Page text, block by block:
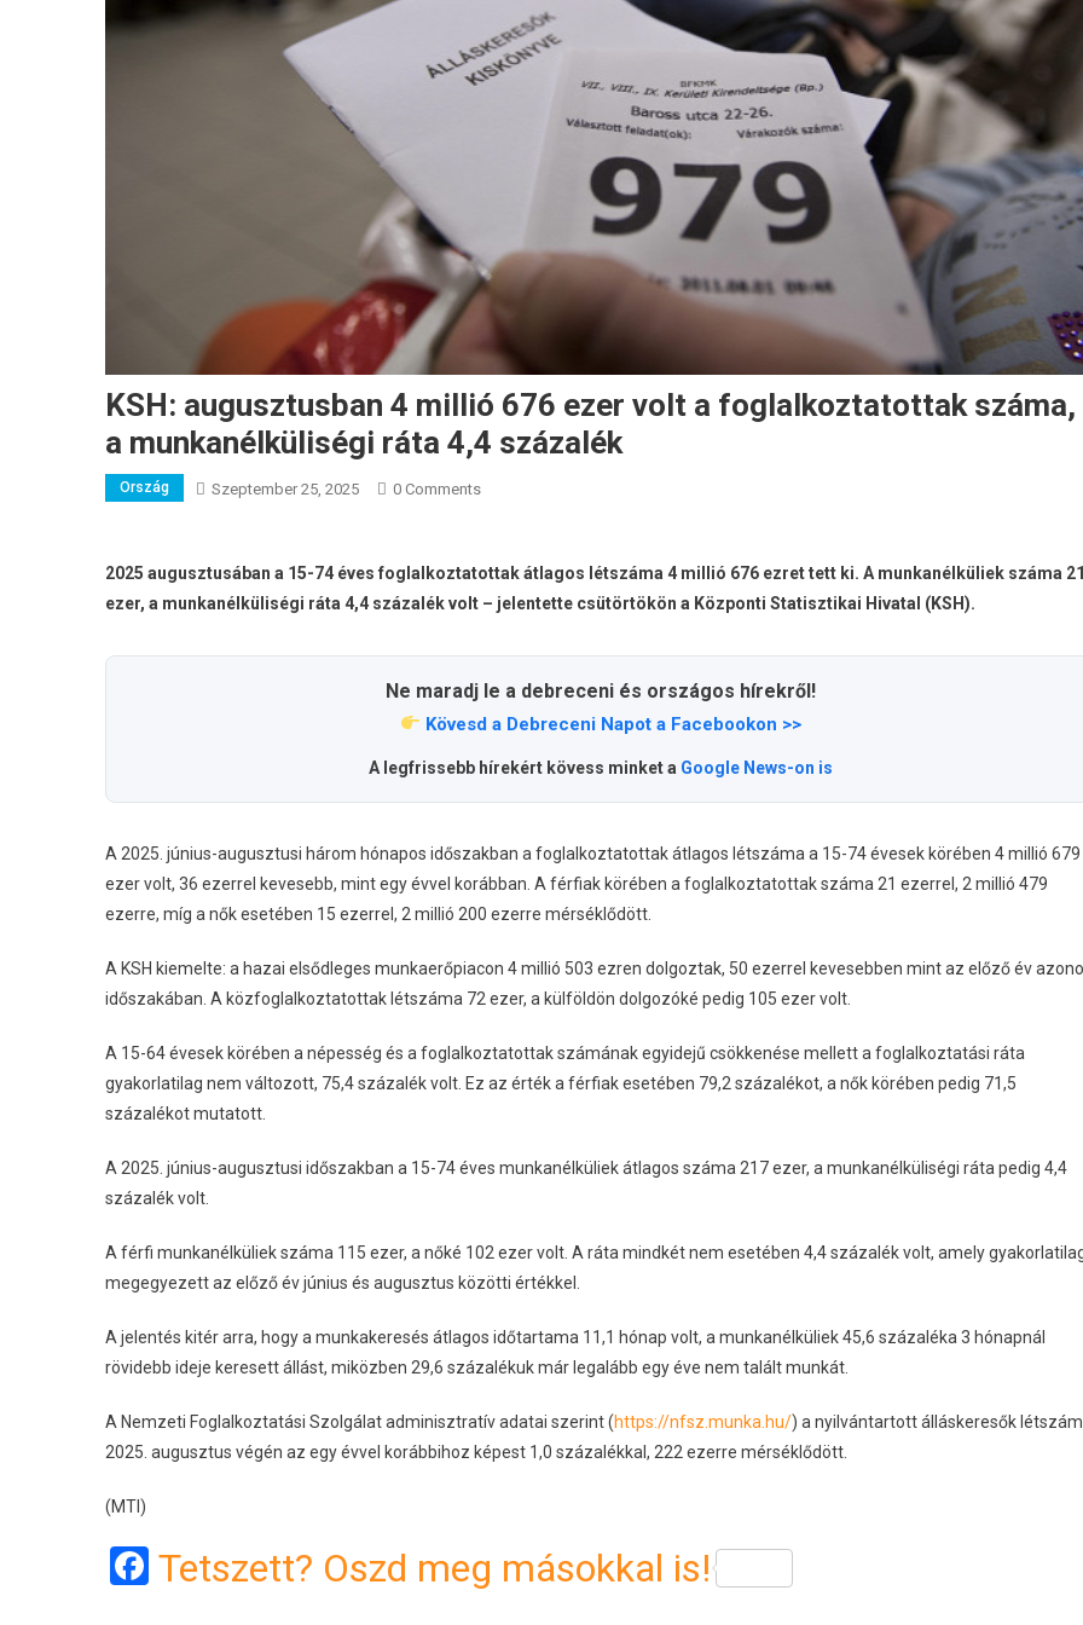
KSH: augusztusban 4 millió 676 ezer volt a foglalkoztatottak száma,
a munkanélküliségi ráta 4,4 százalék
Ország Szeptember 25, 2025 0 Comments
2025 augusztusában a 15-74 éves foglalkoztatottak átlagos létszáma 4 millió 676 ezret tett ki. A munkanélküliek száma
ezer, a munkanélküliségi ráta 4,4 százalék volt – jelentette csütörtökön a Központi Statisztikai Hivatal (KSH).
Ne maradj le a debreceni és országos hírekről!
Kövesd a Debreceni Napot a Facebookon >>
A legfrissebb hírekért kövess minket a Google News-on is
A 2025. június-augusztusi három hónapos időszakban a foglalkoztatottak átlagos létszáma a 15-74 évesek körében 4 millió 679
ezer volt, 36 ezerrel kevesebb, mint egy évvel korábban. A férfiak körében a foglalkoztatottak száma 21 ezerrel, 2 millió 479
ezerre, míg a nők esetében 15 ezerrel, 2 millió 200 ezerre mérséklődött.
A KSH kiemelte: a hazai elsődleges munkaerőpiacon 4 millió 503 ezren dolgoztak, 50 ezerrel kevesebben mint az előző év
időszakában. A közfoglalkoztatottak létszáma 72 ezer, a külföldön dolgozóké pedig 105 ezer volt.
A 15-64 évesek körében a népesség és a foglalkoztatottak számának egyidejű csökkenése mellett a foglalkoztatási ráta
gyakorlatilag nem változott, 75,4 százalék volt. Ez az érték a férfiak esetében 79,2 százalékot, a nők körében pedig 71,5
százalékot mutatott.
A 2025. június-augusztusi időszakban a 15-74 éves munkanélküliek átlagos száma 217 ezer, a munkanélküliségi ráta pedig 4,4
százalék volt.
A férfi munkanélküliek száma 115 ezer, a nőké 102 ezer volt. A ráta mindkét nem esetében 4,4 százalék volt, amely
megegyezett az előző év június és augusztus közötti értékkel.
A jelentés kitér arra, hogy a munkakeresés átlagos időtartama 11,1 hónap volt, a munkanélküliek 45,6 százaléka 3 hónapnál
rövidebb ideje keresett állást, miközben 29,6 százalékuk már legalább egy éve nem talált munkát.
A Nemzeti Foglalkoztatási Szolgálat adminisztratív adatai szerint (https://nfsz.munka.hu/) a nyilvántartott álláskeresők
2025. augusztus végén az egy évvel korábbihoz képest 1,0 százalékkal, 222 ezerre mérséklődött.
(MTI)
Facebook
Tetszett? Oszd meg másokkal is!